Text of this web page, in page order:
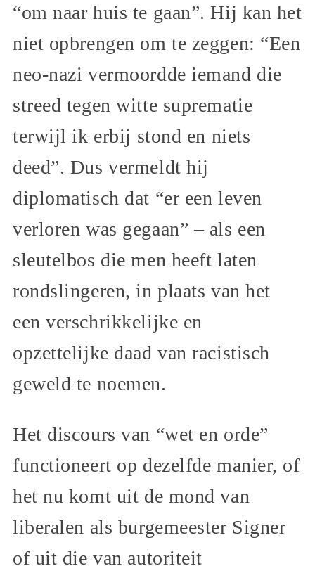
“om naar huis te gaan”. Hij kan het
niet opbrengen om te zeggen: “Een
neo-nazi vermoordde iemand die
streed tegen witte suprematie
terwijl ik erbij stond en niets
deed”. Dus vermeldt hij
diplomatisch dat “er een leven
verloren was gegaan” – als een
sleutelbos die men heeft laten
rondslingeren, in plaats van het
een verschrikkelijke en
opzettelijke daad van racistisch
geweld te noemen.
Het discours van “wet en orde”
functioneert op dezelfde manier, of
het nu komt uit de mond van
liberalen als burgemeester Signer
of uit die van autoriteit